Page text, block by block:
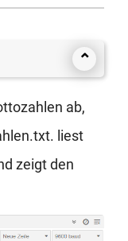
⌃
ab,
liest
zeigt den